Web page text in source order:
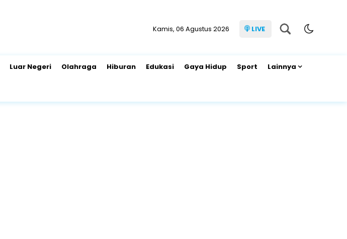
Kamis, 06 Agustus 2026 LIVE
Luar Negeri Olahraga Hiburan Edukasi Gaya Hidup Sport Lainnya